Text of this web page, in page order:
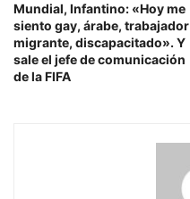
Mundial, Infantino: «Hoy me
siento gay, árabe, trabajador
migrante, discapacitado». Y
sale el jefe de comunicación
de la FIFA